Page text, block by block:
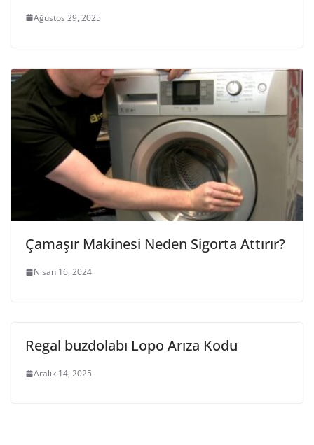
Ağustos 29, 2025
Çamaşır Makinesi Neden Sigorta Attırır?
Nisan 16, 2024
Regal buzdolabı Lopo Arıza Kodu
Aralık 14, 2025